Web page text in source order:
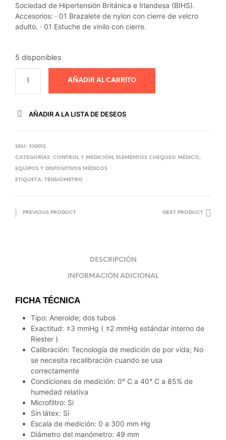
Sociedad de Hipertensión Británica e Irlandesa (BIHS).
Accesorios: · 01 Brazalete de nylon con cierre de velcro
adulto. · 01 Estuche de vinilo con cierre.
5 disponibles
AÑADIR AL CARRITO
AÑADIR A LA LISTA DE DESEOS
SKU: 330012
CATEGORÍAS: CONTROL Y MEDICIÓN , ELEMENTOS CHEQUEO MÉDICO,
EQUIPOS Y DISPOSITIVOS MÉDICOS
ETIQUETA: TENSIÓMETRO
PREVIOUS PRODUCT NEXT PRODUCT
DESCRIPCIÓN
INFORMACIÓN ADICIONAL
FICHA TÉCNICA
Tipo: Aneroide; dos tubos
Exactitud: ±3 mmHg ( ±2 mmHg estándar interno de
Riester )
Calibración: Tecnología de medición de por vida; No
se necesita recalibración cuando se usa
correctamente
Condiciones de medición: 0° C a 40° C a 85% de
humedad relativa
Microfiltro: Si
Sin látex: Si
Escala de medición: 0 a 300 mm Hg
Diámetro del manómetro: 49 mm